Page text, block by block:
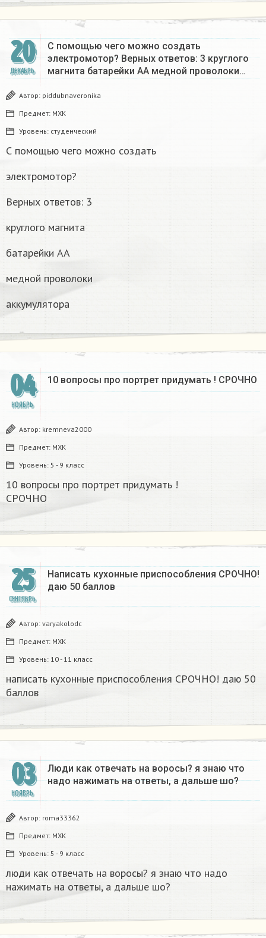
20
ДЕКАБРЬ
С помощью чего можно создать
электромотор? Верных ответов: 3 круглого
магнита батарейки AA медной проволоки…
Автор: piddubnaveronika
Предмет: МХК
Уровень: студенческий
С помощью чего можно создать
электромотор?
Верных ответов: 3
круглого магнита
батарейки AA
медной проволоки
аккумулятора
04
НОЯБРЬ
10 вопросы про портрет придумать ! СРОЧНО​
Автор: kremneva2000
Предмет: МХК
Уровень: 5 - 9 класс
10 вопросы про портрет придумать !
СРОЧНО​
25
СЕНТЯБРЬ
Написать кухонные приспособления СРОЧНО!
даю 50 баллов ​
Автор: varyakolodc
Предмет: МХК
Уровень: 10 - 11 класс
написать кухонные приспособления СРОЧНО! даю 50
баллов ​
03
НОЯБРЬ
Люди как отвечать на воросы? я знаю что
надо нажимать на ответы, а дальше шо?​
Автор: roma33362
Предмет: МХК
Уровень: 5 - 9 класс
люди как отвечать на воросы? я знаю что надо
нажимать на ответы, а дальше шо?​